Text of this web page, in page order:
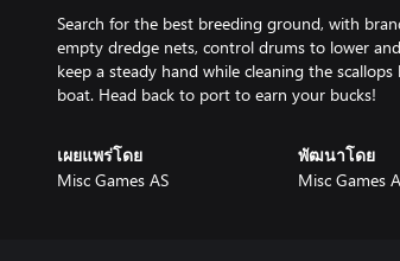
Search for the best breeding ground, with
empty dredge nets, control drums to lower
keep a steady hand while cleaning the
เผยแพร่โดย
Misc Games AS
พัฒนาโดย
Misc Games